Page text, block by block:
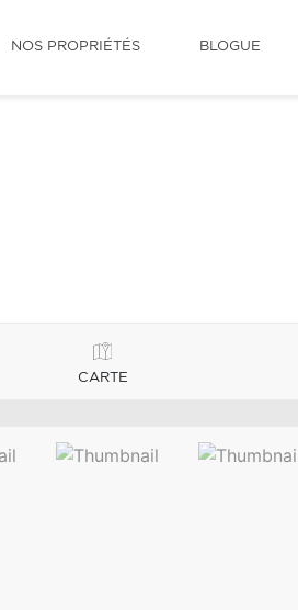
NOS PROPRIÉTÉS BLOGUE
CARTE